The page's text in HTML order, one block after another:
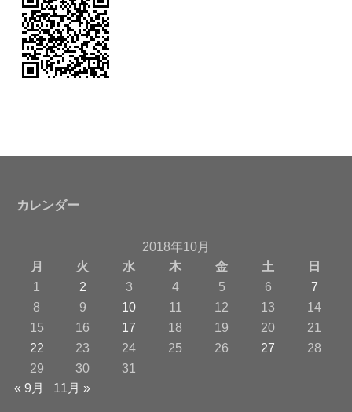
カレンダー
2018年10月
月
火 水 木 金 土
日
1
2 3 4 5 6
7
8
9 10 11 12 13
14
15
16 17 18 19 20
21
22
23 24 25 26 27
28
29
30
31
« 9月
11月 »